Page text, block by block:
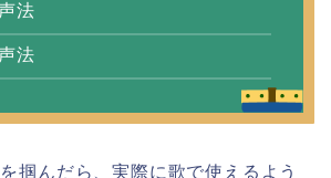
法
法
掴んだら、実際に歌で使えるよう